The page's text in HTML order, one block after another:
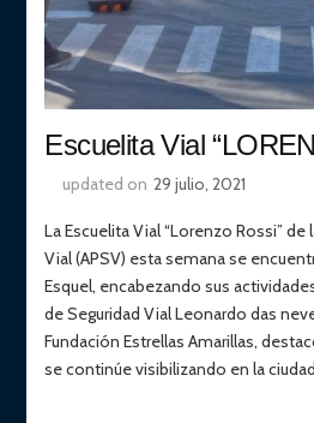
Escuelita Vial
updated on 29 julio, 2021
La Escuelita Vial “Lorenzo Rossi” de
Vial (APSV) esta semana se
Esquel, encabezando sus
de Seguridad Vial Leonardo das
Fundación Estrellas Amarillas,
se continúe visibilizando en la